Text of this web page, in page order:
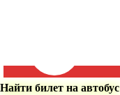
Найти билет на